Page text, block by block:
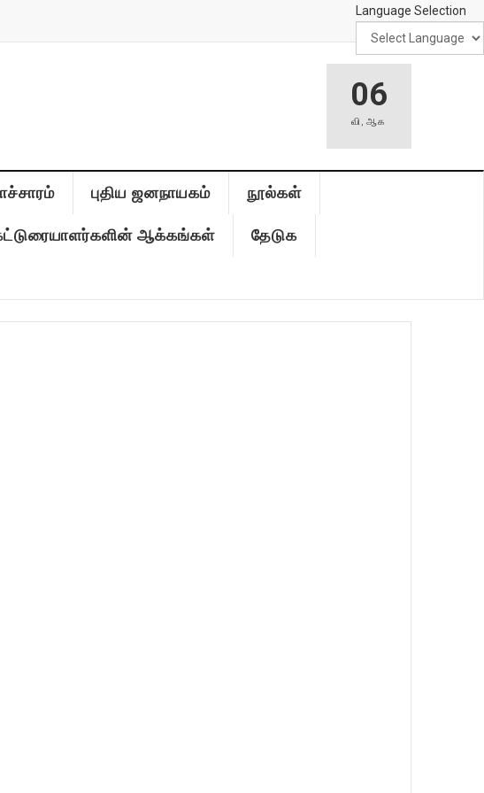
Language Selection
06
வி ,ஆக
புதிய ஜனநாயகம் நூல்கள்
ஆக்கங்கள் தேடுக